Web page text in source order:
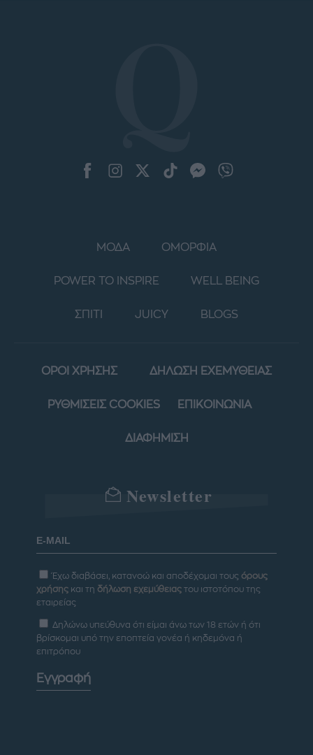
ΜΟΔΑ ΟΜΟΡΦΙΑ
POWER TO INSPIRE WELL BEING
ΣΠΙΤΙ JUICY BLOGS
ΟΡΟΙ ΧΡΗΣΗΣ ΔΗΛΩΣΗ ΕΧΕΜΥΘΕΙΑΣ
ΡΥΘΜΙΣΕΙΣ COOKIES ΕΠΙΚΟΙΝΩΝΙΑ
ΔΙΑΦΗΜΙΣΗ
Newsletter
Έχω διαβάσει, κατανοώ και αποδέχομαι τους όρους
χρήσης και τη δήλωση εχεμύθειας του ιστοτόπου της
εταιρείας
Δηλώνω υπεύθυνα ότι είμαι άνω των 18 ετών ή ότι
βρίσκομαι υπό την εποπτεία γονέα ή κηδεμόνα ή
επιτρόπου
Εγγραφή